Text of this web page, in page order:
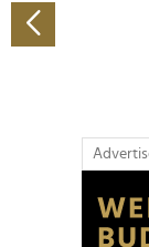
haben oder
gesammelt